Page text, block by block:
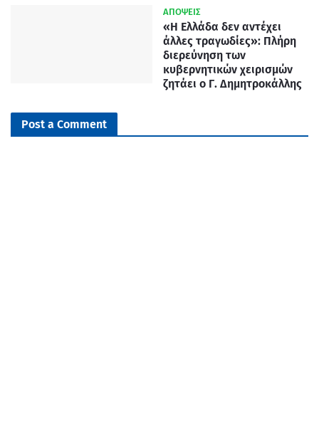
ΑΠΟΨΕΙΣ
«Η Ελλάδα δεν αντέχει
άλλες τραγωδίες»: Πλήρη
διερεύνηση των
κυβερνητικών χειρισμών
ζητάει ο Γ. Δημητροκάλλης
Post a Comment